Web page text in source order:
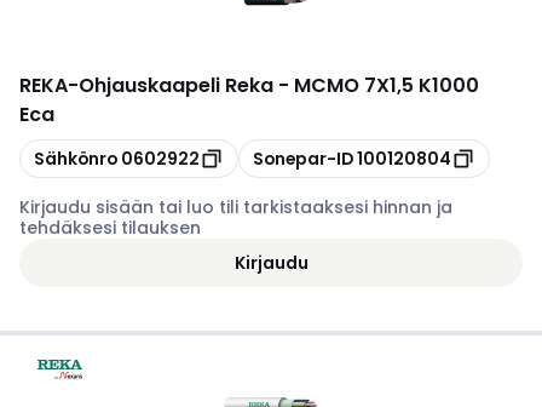
REKA-Ohjauskaapeli Reka - MCMO 7X1,5 K1000
Eca
Kopioi
Sähkönro 0602922 Kopioi
Sonepar-ID100120804
Kirjaudu sisään tai luo tili tarkistaaksesi hinnan ja
tehdäksesi tilauksen
Kirjaudu